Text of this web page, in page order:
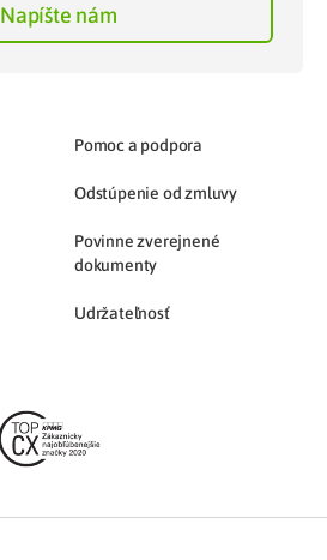
Napíšte nám
Pomoc a podpora
Odstúpenie od zmluvy
Povinne zverejnené
dokumenty
Udržateľnosť